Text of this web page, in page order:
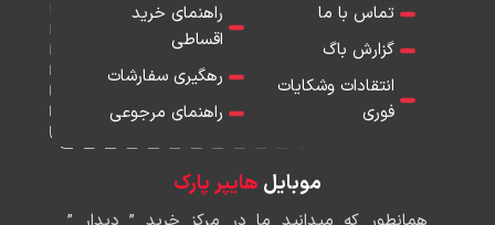
تماس با ما
گزارش باگ
انتقادات وشکایات
فوری
راهنمای خرید
اقساطی
رهگیری سفارشات
راهنمای مرجوعی
موبایل هایپر پارک